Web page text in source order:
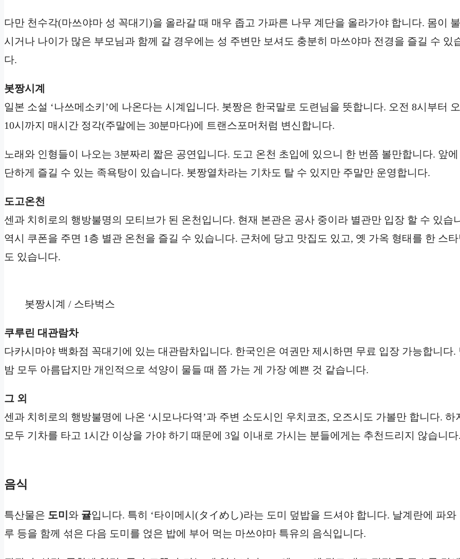
다만 천수각(마쓰야마 성 꼭대기)을 올라갈 때 매우 좁고 가파른 나무 계단을 올라가야 합니다. 몸이
시거나 나이가 많은 부모님과 함께 갈 경우에는 성 주변만 보셔도 충분히 마쓰야마 전경을 즐길 수 있
다.
봇짱시계
일본 소설 ‘나쓰메소키’에 나온다는 시계입니다. 봇짱은 한국말로 도련님을 뜻합니다. 오전 8시부터
10시까지 매시간 정각(주말에는 30분마다)에 트랜스포머처럼 변신합니다.
노래와 인형들이 나오는 3분짜리 짧은 공연입니다. 도고 온천 초입에 있으니 한 번쯤 볼만합니다. 앞
단하게 즐길 수 있는 족욕탕이 있습니다. 봇짱열차라는 기차도 탈 수 있지만 주말만 운영합니다.
도고온천
센과 치히로의 행방불명의 모티브가 된 온천입니다. 현재 본관은 공사 중이라 별관만 입장 할 수 있습
역시 쿠폰을 주면 1층 별관 온천을 즐길 수 있습니다. 근처에 당고 맛집도 있고, 옛 가옥 형태를 한 스
도 있습니다.
봇짱시계 / 스타벅스
쿠루린 대관람차
다카시마야 백화점 꼭대기에 있는 대관람차입니다. 한국인은 여권만 제시하면 무료 입장 가능합니다.
밤 모두 아름답지만 개인적으로 석양이 물들 때 쯤 가는 게 가장 예쁜 것 같습니다.
그 외
센과 치히로의 행방불명에 나온 ‘시모나다역’과 주변 소도시인 우치코조, 오즈시도 가볼만 합니다. 하
모두 기차를 타고 1시간 이상을 가야 하기 때문에 3일 이내로 가시는 분들에게는 추천드리지 않습니
음식
특산물은 도미와 귤입니다. 특히 ‘타이메시(タイめし)라는 도미 덮밥을 드셔야 합니다. 날계란에 파와
루 등을 함께 섞은 다음 도미를 얹은 밥에 부어 먹는 마쓰야마 특유의 음식입니다.